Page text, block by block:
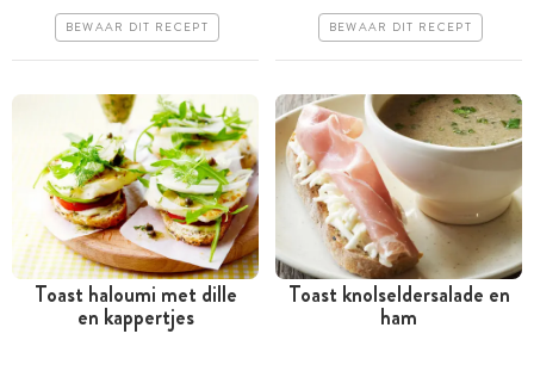
Erg makkelijk
BEWAAR DIT RECEPT Makkelijk
BEWAAR DIT RECEPT
Minder dan 30 minuten
Toast haloumi met dille
en kappertjes Minder dan 30 minuten
Toast knolseldersalade en
ham